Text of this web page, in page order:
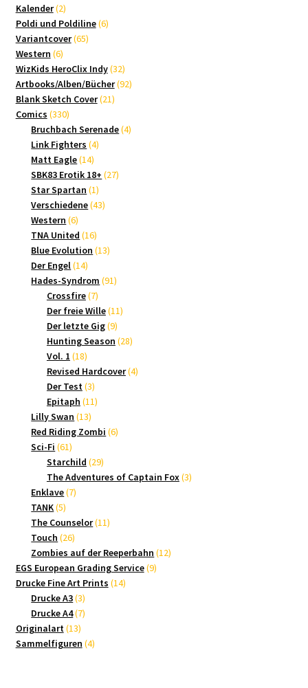
Kalender 22
Produkte
Poldi und Poldiline 66
Variantcover 6565
Western 66
Produkte
WizKids HeroClix Indy 3232
Produkte
Artbooks/Alben/Bücher 9292
Blank Sketch Cover 2121
Comics 330330
Produkte
Bruchbach Serenade 44
Link Fighters 44
Matt Eagle 1414
Produkte
SBK83 Erotik 18+ 2727
Star Spartan 11
Produkt
Verschiedene 4343
Western 66
Produkte
TNA United 1616
Produkte
Blue Evolution 1313
Der Engel 1414
Produkte
Hades-Syndrom 9191
Crossfire 77
Produkte
Der freie Wille 1111
Der letzte Gig 99
Produkte
Hunting Season 2828
Vol. 1 1818
Produkte
Revised Hardcover 44
Der Test 33
Produkte
Epitaph 1111
Lilly Swan 1313
Produkte
Red Riding Zombi 66
Sci-Fi 6161
Produkte
Starchild 2929
Produkte
The Adventures of Captain Fox 33
Enklave 77
TANK 55
Produkte
The Counselor 1111
Touch 2626
Produkte
Zombies auf der Reeperbahn 1212
EGS European Grading Service 99
Drucke Fine Art Prints 1414
Drucke A3 33
Produkte
Drucke A4 77
Originalart 1313
Produkte
Sammelfiguren 44